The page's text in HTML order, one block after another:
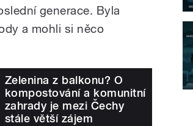
generace. Byla
a mohli si něco
Zelenina z balkonu? O
kompostování a komunitní
zahrady je mezi Čechy
stále větší zájem